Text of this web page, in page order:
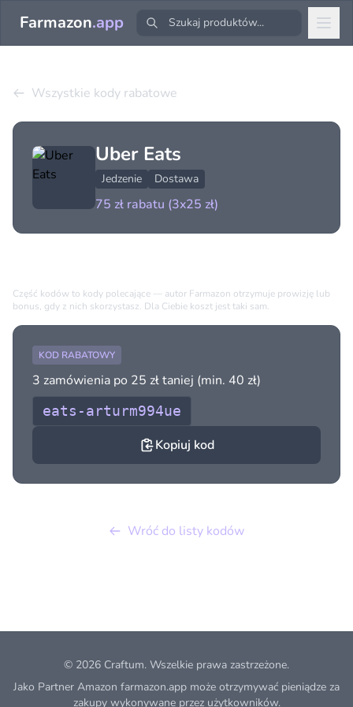
Farmazon.app
Wszystkie kody rabatowe
Uber Eats
Jedzenie Dostawa
75 zł rabatu (3x25 zł)
Część kodów to kody polecające — autor Farmazon otrzymuje prowizję lub
bonus, gdy z nich skorzystasz. Dla Ciebie koszt jest taki sam.
KOD RABATOWY
3 zamówienia po 25 zł taniej (min. 40 zł)
eats-arturm994ue
Kopiuj kod
Wróć do listy kodów
© 2026 Craftum. Wszelkie prawa zastrzeżone.
Jako Partner Amazon farmazon.app może otrzymywać pieniądze za
zakupy wykonywane przez użytkowników.